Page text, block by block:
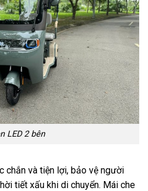
LED 2 bên
chắn và tiện lợi, bảo vệ người
tiết xấu khi di chuyển. Mái che